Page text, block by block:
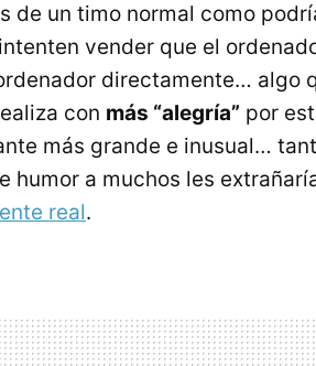
de un timo normal como
vender que el
directamente… algo
con más “alegría” por
más grande e inusual…
humor a muchos les
real.